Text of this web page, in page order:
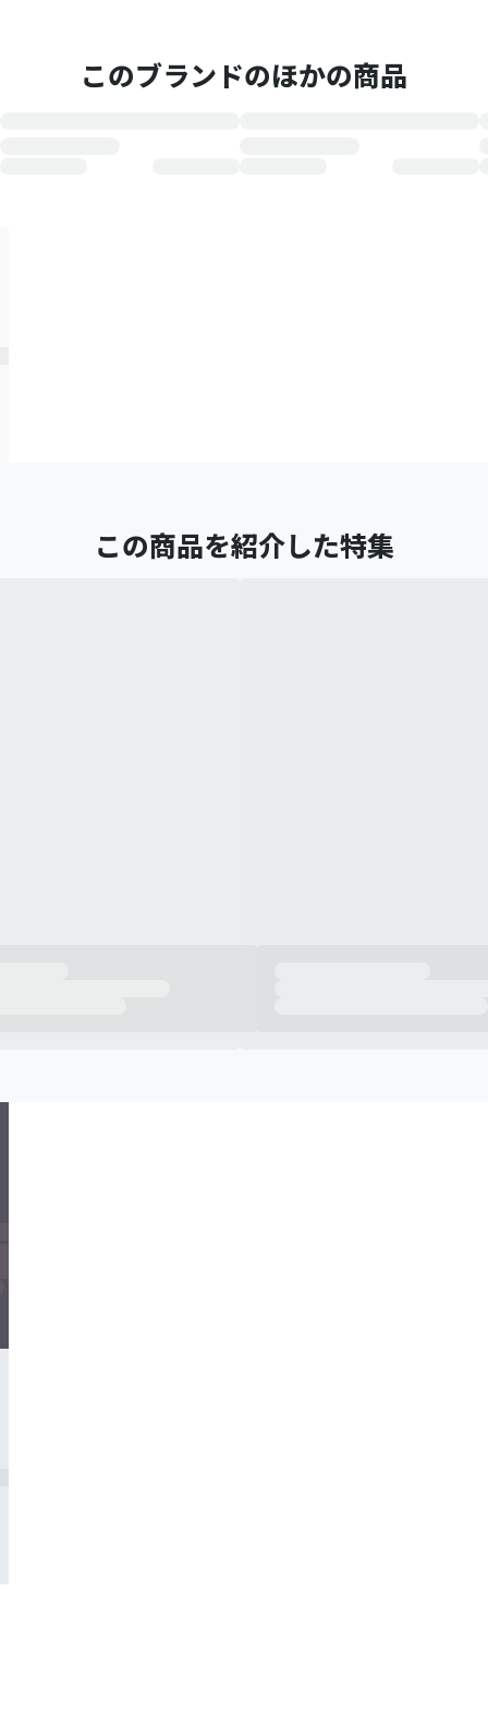
このブランドのほかの商品
この商品を紹介した特集